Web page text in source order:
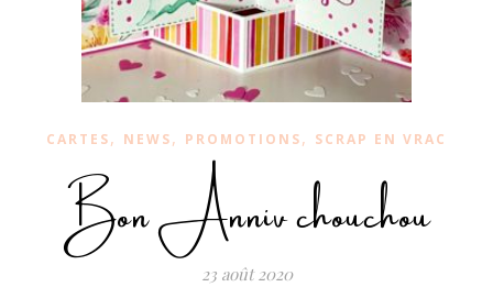
CARTES, NEWS, PROMOTIONS, SCRAP EN VRAC
Bon Anniv chouchou
23 août 2020